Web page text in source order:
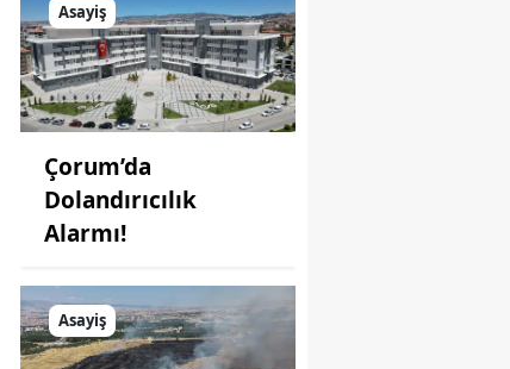
Asayiş
Çorum’da
Dolandırıcılık
Alarmı!
Asayiş